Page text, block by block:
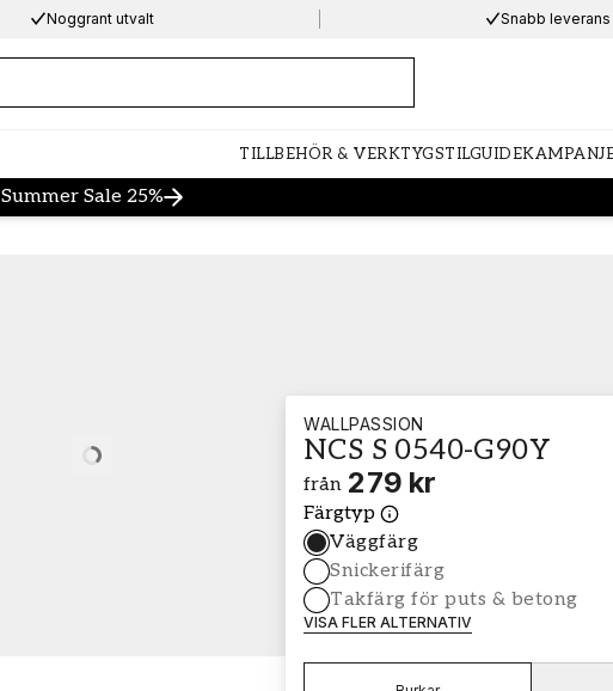
Noggrant utvalt Snabb leverans
TILLBEHÖR & VERKTYGSTILGUIDE
Summer Sale 25%
Loading…
WALLPASSION
NCS S 0540-G90Y
från 279 kr
Färgtyp
Väggfärg
Snickerifärg
Takfärg för puts & betong
VISA FLER ALTERNATIV